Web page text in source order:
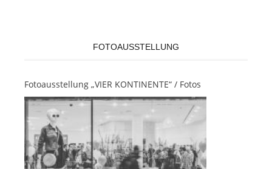
FOTOAUSSTELLUNG
Fotoausstellung „VIER KONTINENTE“ / Fotos